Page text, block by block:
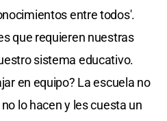
entre todos'.
que requieren nuestras
sistema educativo.
en equipo? La escuela no
lo hacen y les cuesta un